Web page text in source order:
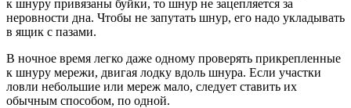
к шнуру привязаны буйки, то шнур не зацепляется за
неровности дна. Чтобы не запутать шнур, его надо укладывать
в ящик с пазами.
В ночное время легко даже одному проверять прикрепленные
к шнуру мережи, двигая лодку вдоль шнура. Если участки
ловли небольшие или мереж мало, следует ставить их
обычным способом, по одной.